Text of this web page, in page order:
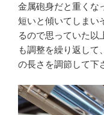
金属砲身だと重くな
短いと傾いてしまい
るので思っていた以
も調整を繰り返して
の長さを調節して下